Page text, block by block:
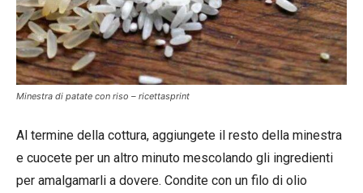
Minestra di patate con riso – ricettasprint
Al termine della cottura, aggiungete il resto della minestra
e cuocete per un altro minuto mescolando gli ingredienti
per amalgamarli a dovere. Condite con un filo di olio